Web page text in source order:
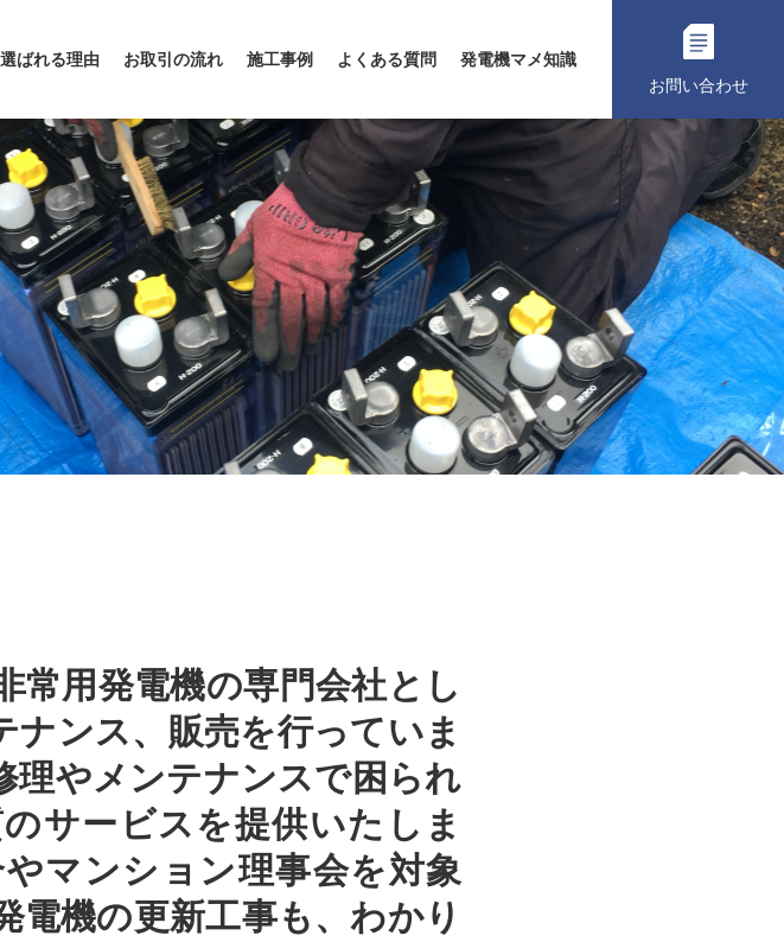
選ばれる理由 お取引の流れ 施工事例 よくある質問
発電機マメ知識
お問い合わせ
常用発電機の専門会社とし
ナンス、販売を行っていま
理やメンテナンスで困られ
サービスを提供いたしま
マンション理事会を対象
電機の更新工事も、わかり